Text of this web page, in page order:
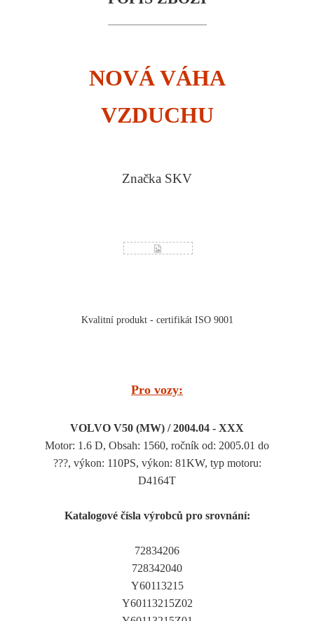
NOVÁ VÁHA
VZDUCHU
Značka SKV
Kvalitní produkt - certifikát ISO 9001
Pro vozy:
VOLVO V50 (MW) / 2004.04 - XXX
Motor: 1.6 D, Obsah: 1560, ročník od: 2005.01 do
???, výkon: 110PS, výkon: 81KW, typ motoru:
D4164T
Katalogové čísla výrobců pro srovnání:
72834206
728342040
Y60113215
Y60113215Z02